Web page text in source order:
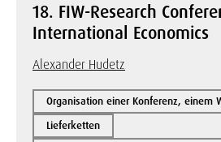
18. FIW-Research
International Economics
Alexander Hudetz
Organisation einer Konferenz, einem
Lieferketten